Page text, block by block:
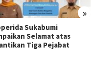
»
Sukabumi
Selamat atas
Tiga Pejabat